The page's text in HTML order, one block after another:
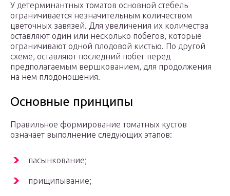
У детерминантных томатов основной стебель
ограничивается незначительным количеством
цветочных завязей. Для увеличения их количества
оставляют один или несколько побегов, которые
ограничивают одной плодовой кистью. По другой
схеме, оставляют последний побег перед
предполагаемым вершкованием, для продолжения
на нем плодоношения.
Основные принципы
Правильное формирование томатных кустов
означает выполнение следующих этапов:
пасынкование;
прищипывание;